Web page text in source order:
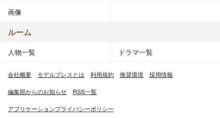
画像
ルーム
人物一覧 ドラマ一覧
会社概要 モデルプレスとは 利用規約 推奨環境 採用情報
編集部からのお知らせ RSS一覧
アプリケーションプライバシーポリシー